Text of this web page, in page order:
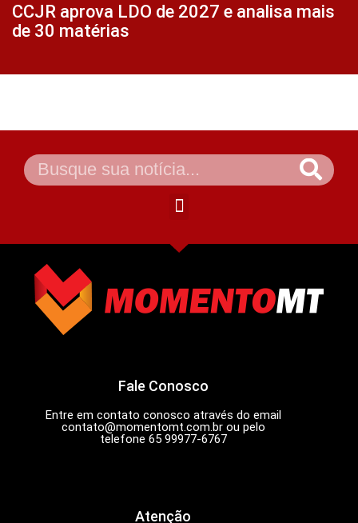
CCJR aprova LDO de 2027 e analisa mais
de 30 matérias
Fale Conosco
Entre em contato conosco através do email
contato@momentomt.com.brou pelo
telefone 65 99977-6767
Atenção